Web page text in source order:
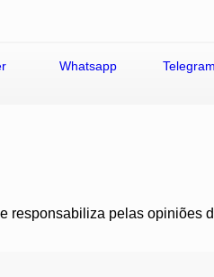
Whatsapp Telegram
responsabiliza pelas opiniões